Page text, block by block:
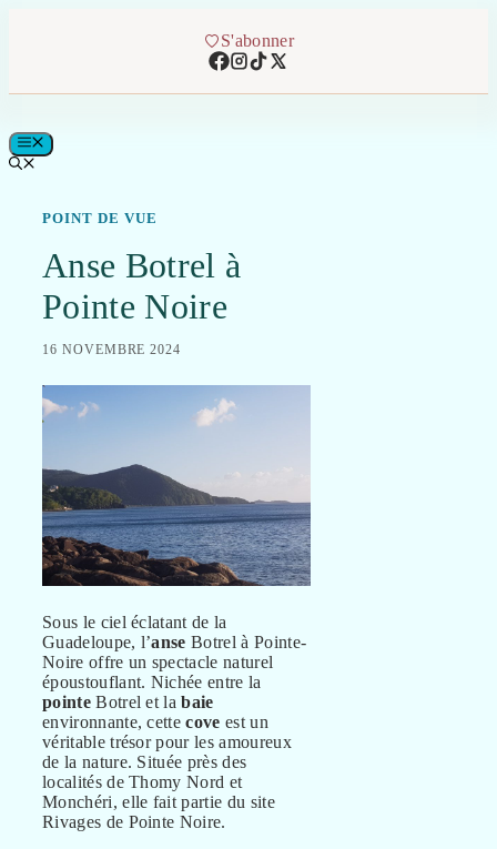
S'abonner
MENU
POINT DE VUE
Anse Botrel à
Pointe Noire
16 NOVEMBRE 2024
Sous le ciel éclatant de la
Guadeloupe, l’anse Botrel à Pointe-
Noire offre un spectacle naturel
époustouflant. Nichée entre la
pointeBotrel et labaie
environnante, cettecove est un
véritable trésor pour les amoureux
de la nature. Située près des
localités de Thomy Nord et
Monchéri, elle fait partie du site
Rivages de Pointe Noire.